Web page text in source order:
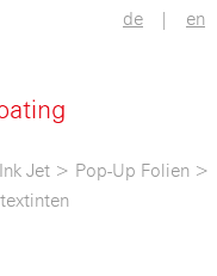
de | en
Jet > Pop-Up Folien >